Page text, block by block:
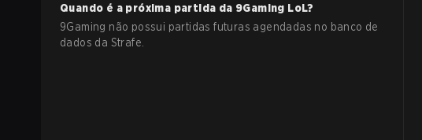
Quando é a próxima partida da 9Gaming LoL?
9Gaming não possui partidas futuras agendadas no banco de
dados da Strafe.